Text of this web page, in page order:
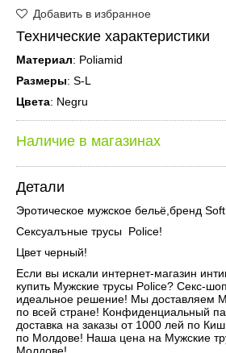
Добавить в избранное
Технические характеристики
Материал: Poliamid
Размеры: S-L
Цвета: Negru
Наличие в магазинах
Детали
Эротическое мужское бельё,бренд
Сексуалъные трусы Police!
Цвет черный!
Если вы искали интернет-магазин
купить Мужские трусы Police? Секс-
идеальное решение! Мы доставляем
по всей стране! Конфиденциальный
доставка на заказы от 1000 лей по
по Молдове! Наша цена на Мужские